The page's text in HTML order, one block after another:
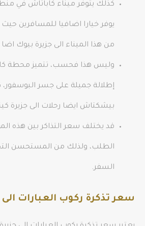
كذلك يتوفر ميناء كاباتاش في
يوفر خيارا اضافيا للمسافرين
من هذا الميناء الى جزيرة بيوك اضا حوالي
وليس هذا فحسب، تتميز محطة
إطلالة جميلة على جسر
بيشكتاش ايضا رحلات الى جزيرة
قد يختلف سعر التذاكر بين هذه
الطلب، ولذلك من المستحسن
السفر.
سعر تذكرة ركوب العبارات الى